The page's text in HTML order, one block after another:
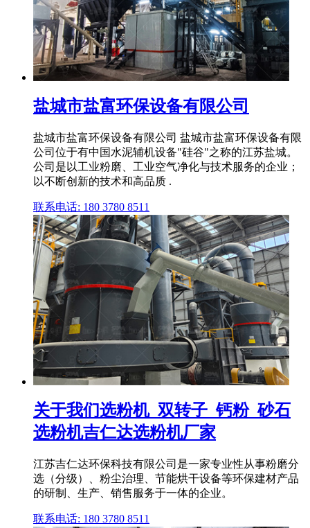
盐城市盐富环保设备有限公司
盐城市盐富环保设备有限公司 盐城市盐富环保设备有限
公司位于有中国水泥辅机设备"硅谷"之称的江苏盐城。
公司是以工业粉磨、工业空气净化与技术服务的企业；
以不断创新的技术和高品质 .
联系电话: 180 3780 8511
关于我们选粉机_双转子_钙粉_砂石
选粉机吉仁达选粉机厂家
江苏吉仁达环保科技有限公司是一家专业性从事粉磨分
选（分级）、粉尘治理、节能烘干设备等环保建材产品
的研制、生产、销售服务于一体的企业。
联系电话: 180 3780 8511